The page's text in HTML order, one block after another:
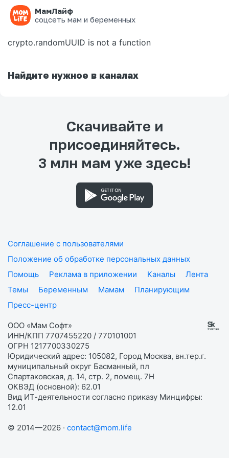
МамЛайф
соцсеть мам и беременных
Ошибка на странице
crypto.randomUUID is not a function
Найдите нужное в каналах
Скачивайте и
присоединяйтесь.
3 млн мам уже здесь!
Соглашение с пользователями
Положение об обработке персональных данных
Помощь
Реклама в приложении Каналы
Лента
Темы
Беременным Мамам
Планирующим
Пресс-центр
ООО «Мам Софт»
ИНН/КПП 7707455220 / 770101001
ОГРН 1217700330275
Юридический адрес: 105082, Город Москва, вн.тер.г.
муниципальный округ Басманный, пл
Спартаковская, д. 14, стр. 2, помещ. 7Н
ОКВЭД (основной): 62.01
Вид ИТ-деятельности согласно приказу Минцифры:
12.01
© 2014—2026 · contact@mom.life